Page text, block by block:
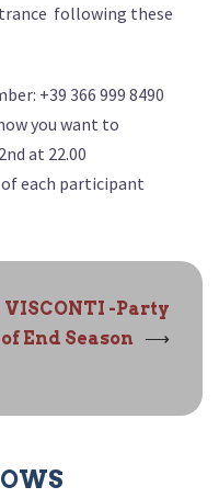
following these
+39 366 999 8490
you want to
at 22.00
each participant
VISCONTI -Party
of End Season
⟶